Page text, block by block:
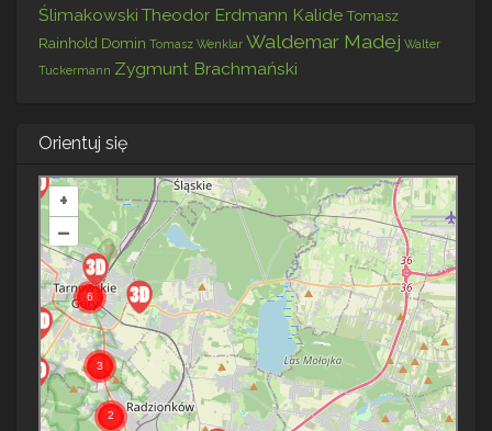
Ślimakowski Theodor Erdmann KalideTomasz
Rainhold Domin Tomasz Wenklar Waldemar Madej Walter
Tuckermann Zygmunt Brachmański
Orientuj się
+
–